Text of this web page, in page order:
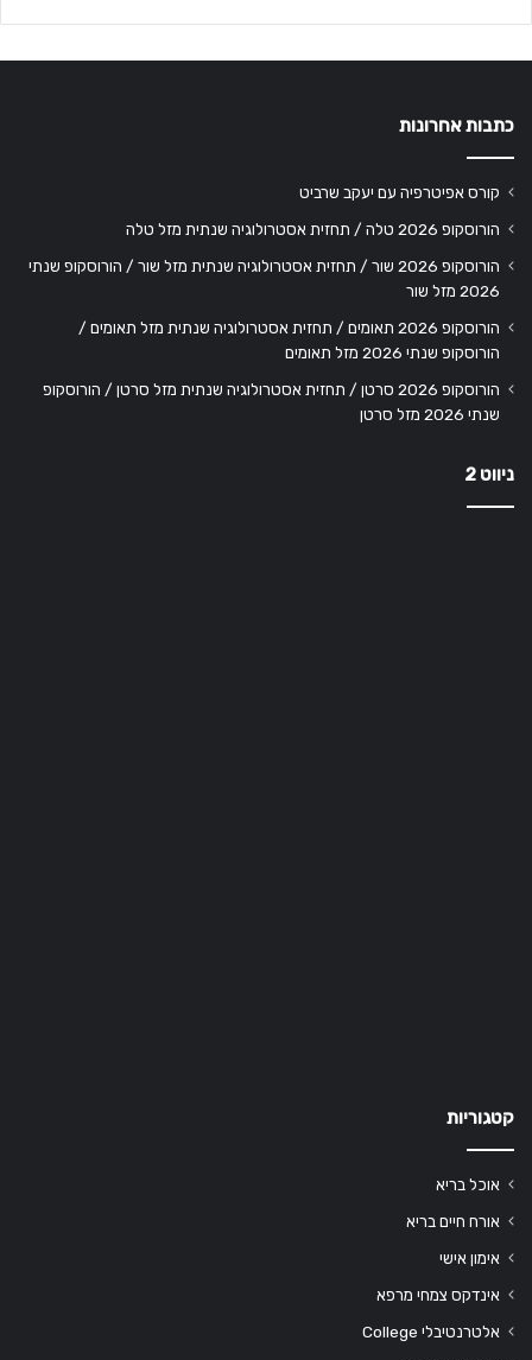
כתבות אחרונות
קורס אפיטרפיה עם יעקב שרביט
הורוסקופ 2026 טלה / תחזית אסטרולוגיה שנתית מזל טלה
הורוסקופ 2026 שור / תחזית אסטרולוגיה שנתית מזל שור / הורוסקופ שנתי
2026 מזל שור
הורוסקופ 2026 תאומים / תחזית אסטרולוגיה שנתית מזל תאומים /
הורוסקופ שנתי 2026 מזל תאומים
הורוסקופ 2026 סרטן / תחזית אסטרולוגיה שנתית מזל סרטן / הורוסקופ
שנתי 2026 מזל סרטן
ניווט 2
קטגוריות
אוכל בריא
אורח חיים בריא
אימון אישי
אינדקס צמחי מרפא
אלטרנטיבלי College